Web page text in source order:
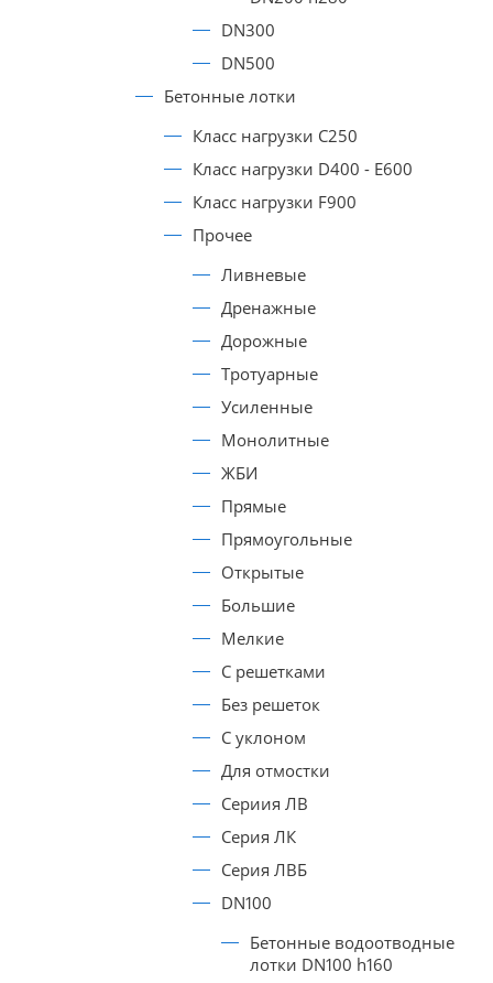
DN300
DN500
Бетонные лотки
Класс нагрузки C250
Класс нагрузки D400 - E600
Класс нагрузки F900
Прочее
Ливневые
Дренажные
Дорожные
Тротуарные
Усиленные
Монолитные
ЖБИ
Прямые
Прямоугольные
Открытые
Большие
Мелкие
С решетками
Без решеток
С уклоном
Для отмостки
Сериия ЛВ
Серия ЛК
Серия ЛВБ
DN100
Бетонные водоотводные
лотки DN100 h160